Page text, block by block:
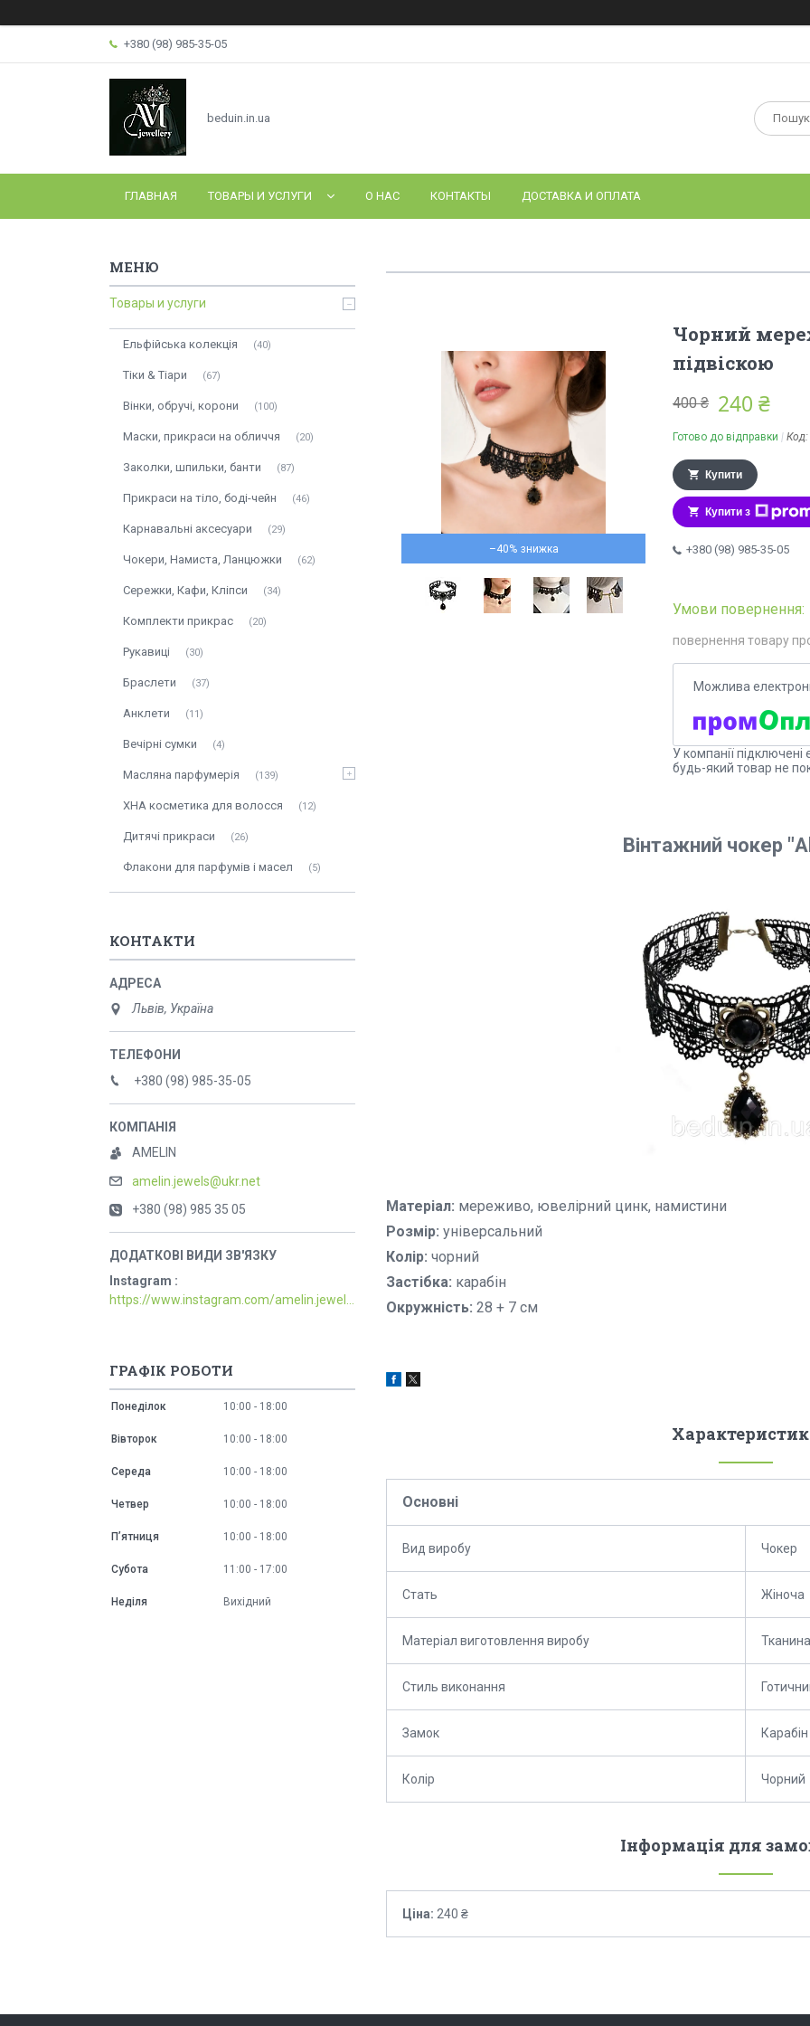
+380 (98) 985-35-05
beduin.in.ua
ГЛАВНАЯ ТОВАРЫ И УСЛУГИ О НАС КОНТАКТЫ ДОСТАВКА И ОПЛАТА
–40%
Чорний
підвіскою
400 ₴ 240 ₴
Готово до відправки Код:
Купити
Купити з
+380 (98) 985-35-05
повернення товару
У компанії
будь-який товар не
Вінтажний чокер
Матеріал: мереживо, ювелірний цинк, намистини
Розмір: універсальний
Колір: чорний
Застібка: карабін
Окружність: 28 + 7 см
Основні
Вид виробу Чокер
Стать Жіноча
Матеріал виготовлення виробу Тканина
Стиль виконання
Замок Карабін
Колір Чорний
Інформація для
Ціна: 240 ₴
Товары и услуги
Ельфійська колекція 40
Тіки & Тіари 67
Вінки, обручі, корони 100
Маски, прикраси на обличчя 20
Заколки, шпильки, банти 87
Прикраси на тіло, боді-чейн 46
Карнавальні аксесуари 29
Чокери, Намиста, Ланцюжки 62
Сережки, Кафи, Кліпси 34
Комплекти прикрас 20
Рукавиці 30
Браслети 37
Анклети 11
Вечірні сумки 4
Масляна парфумерія 139
ХНА косметика для волосся 12
Дитячі прикраси 26
Флакони для парфумів і масел 5
КОНТАКТИ
Львів, Україна
+380 (98) 985-35-05
AMELIN
amelin.jewels@ukr.net
+380 (98) 985 35 05
Instagram
https://www.instagram.com/amelin.jewellery/
ГРАФІК РОБОТИ
Понеділок 10:00 18:00
Вівторок 10:00 18:00
Середа 10:00 18:00
Четвер 10:00 18:00
Пʼятниця 10:00 18:00
Субота 11:00 17:00
Неділя Вихідний